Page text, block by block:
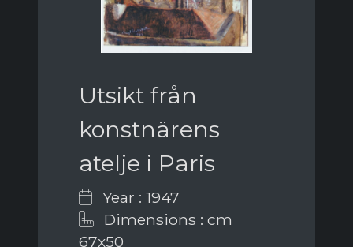
Utsikt från
konstnärens
atelje i Paris
Year : 1947
Dimensions : cm
67x50